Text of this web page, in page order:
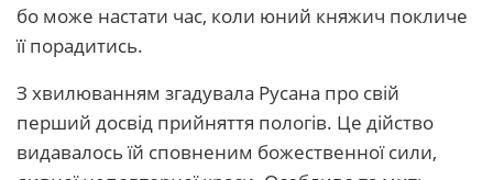
бо може настати час, коли юний княжич покличе
її порадитись.
З хвилюванням згадувала Русана про свій
перший досвід прийняття пологів. Це дійство
видавалось їй сповненим божественної сили,